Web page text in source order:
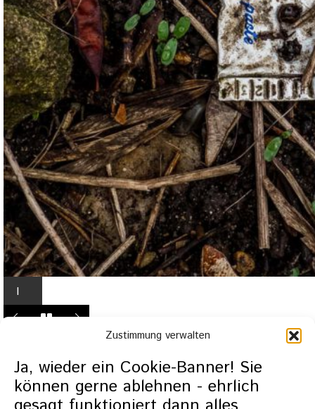
Zustimmung verwalten
Ja, wieder ein Cookie-Banner! Sie
können gerne ablehnen - ehrlich
I
n
g
h
t